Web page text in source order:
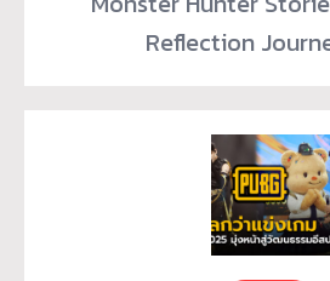
Reflection